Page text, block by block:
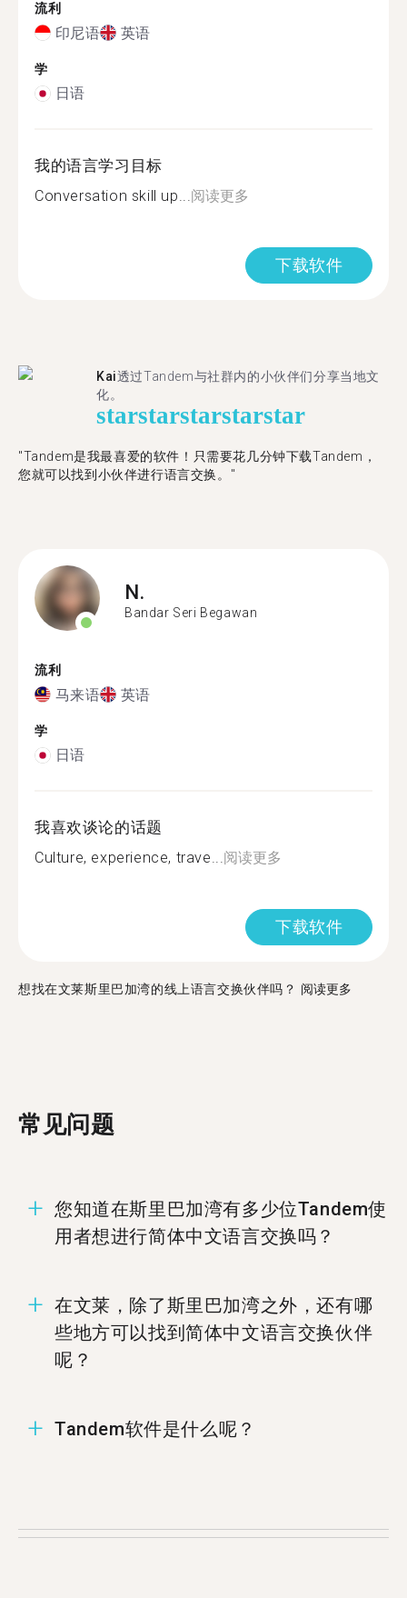
流利
印尼语 英语
学
日语
我的语言学习目标
Conversation skill up...阅读更多
下载软件
Kai透过Tandem与社群内的小伙伴们分享当地文
化。
starstarstarstarstar
"Tandem是我最喜爱的软件！只需要花几分钟下载Tandem，
您就可以找到小伙伴进行语言交换。"
N.
Bandar Seri Begawan
流利
马来语 英语
学
日语
我喜欢谈论的话题
Culture, experience, trave...阅读更多
下载软件
想找在文莱斯里巴加湾的线上语言交换伙伴吗？ 阅读更多
常见问题
您知道在斯里巴加湾有多少位Tandem使
用者想进行简体中文语言交换吗？
交换。
在文莱，除了斯里巴加湾之外，还有哪
些地方可以找到简体中文语言交换伙伴
呢？
%%randomCity%%，和%%randomCity%%找到简
Tandem软件是什么呢？
Tandem，当中有17位使用者来自斯里巴加湾。